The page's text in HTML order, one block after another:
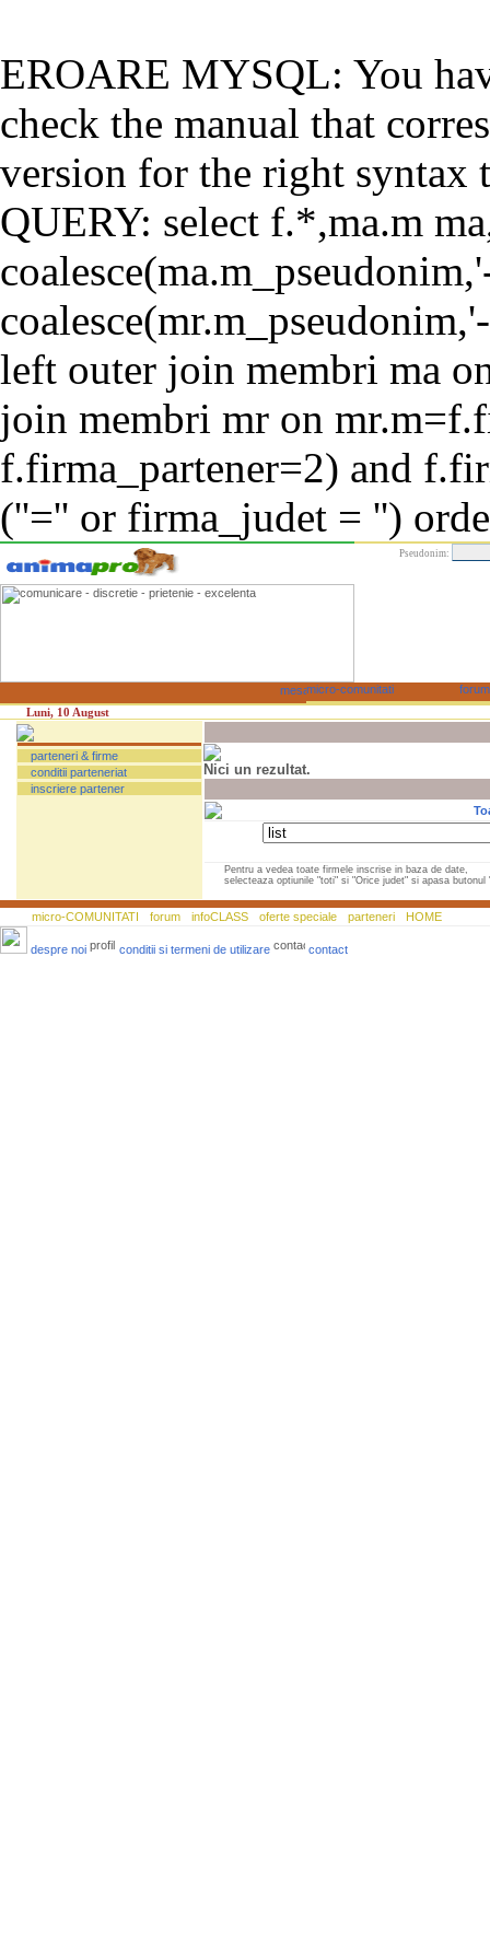
EROARE MYSQL: You
check the manual that
version for the right syntax
QUERY: select f.*,ma.m
left outer join membri ma
join membri mr on
f.firma_partener=2) and
(''='' or firma_judet = '')
Pseudonim:
Luni, 10 August
parteneri & firme
conditii parteneriat
inscriere partener
Nici un rezultat.
Pentru a vedea toate firmele inscrise in baza de date,
selecteaza optiunile "toti" si "Orice judet" si apasa butonul
micro-COMUNITATI forum infoCLASS oferte speciale parteneri HOME
despre noi conditii si termeni de utilizare contact